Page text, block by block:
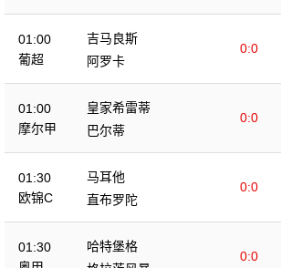
01:00
葡超
吉马良斯
0:0
阿罗卡
01:00
摩尔甲
皇家希雷蒂
0:0
巴尔蒂
01:30
欧锦C
马耳他
0:0
直布罗陀
01:30
哈特堡格
0:0